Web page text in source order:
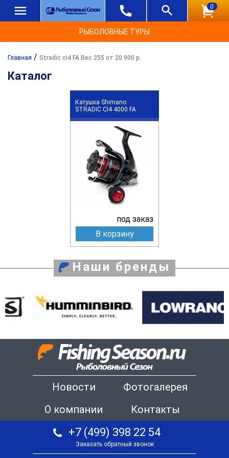
0
РЫБОЛОВНЫЕ ТУРЫ
Главная / Stradic ci4 FA Вес 255 от 20 900 р.
Каталог
Катушка Shimano
STRADIC CI4 4000 FA
под заказ
В корзину
Наши бренды
Новости
Фотогалерея
О компании
Контакты
+7 (499) 398 22 54
Заказать обратный звонок